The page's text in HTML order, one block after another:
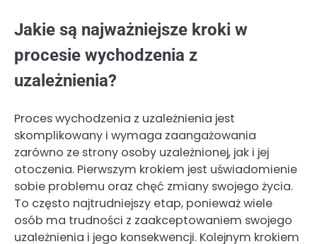
Jakie są najważniejsze kroki w
procesie wychodzenia z
uzależnienia?
Proces wychodzenia z uzależnienia jest
skomplikowany i wymaga zaangażowania
zarówno ze strony osoby uzależnionej, jak i jej
otoczenia. Pierwszym krokiem jest uświadomienie
sobie problemu oraz chęć zmiany swojego życia.
To często najtrudniejszy etap, ponieważ wiele
osób ma trudności z zaakceptowaniem swojego
uzależnienia i jego konsekwencji. Kolejnym krokiem